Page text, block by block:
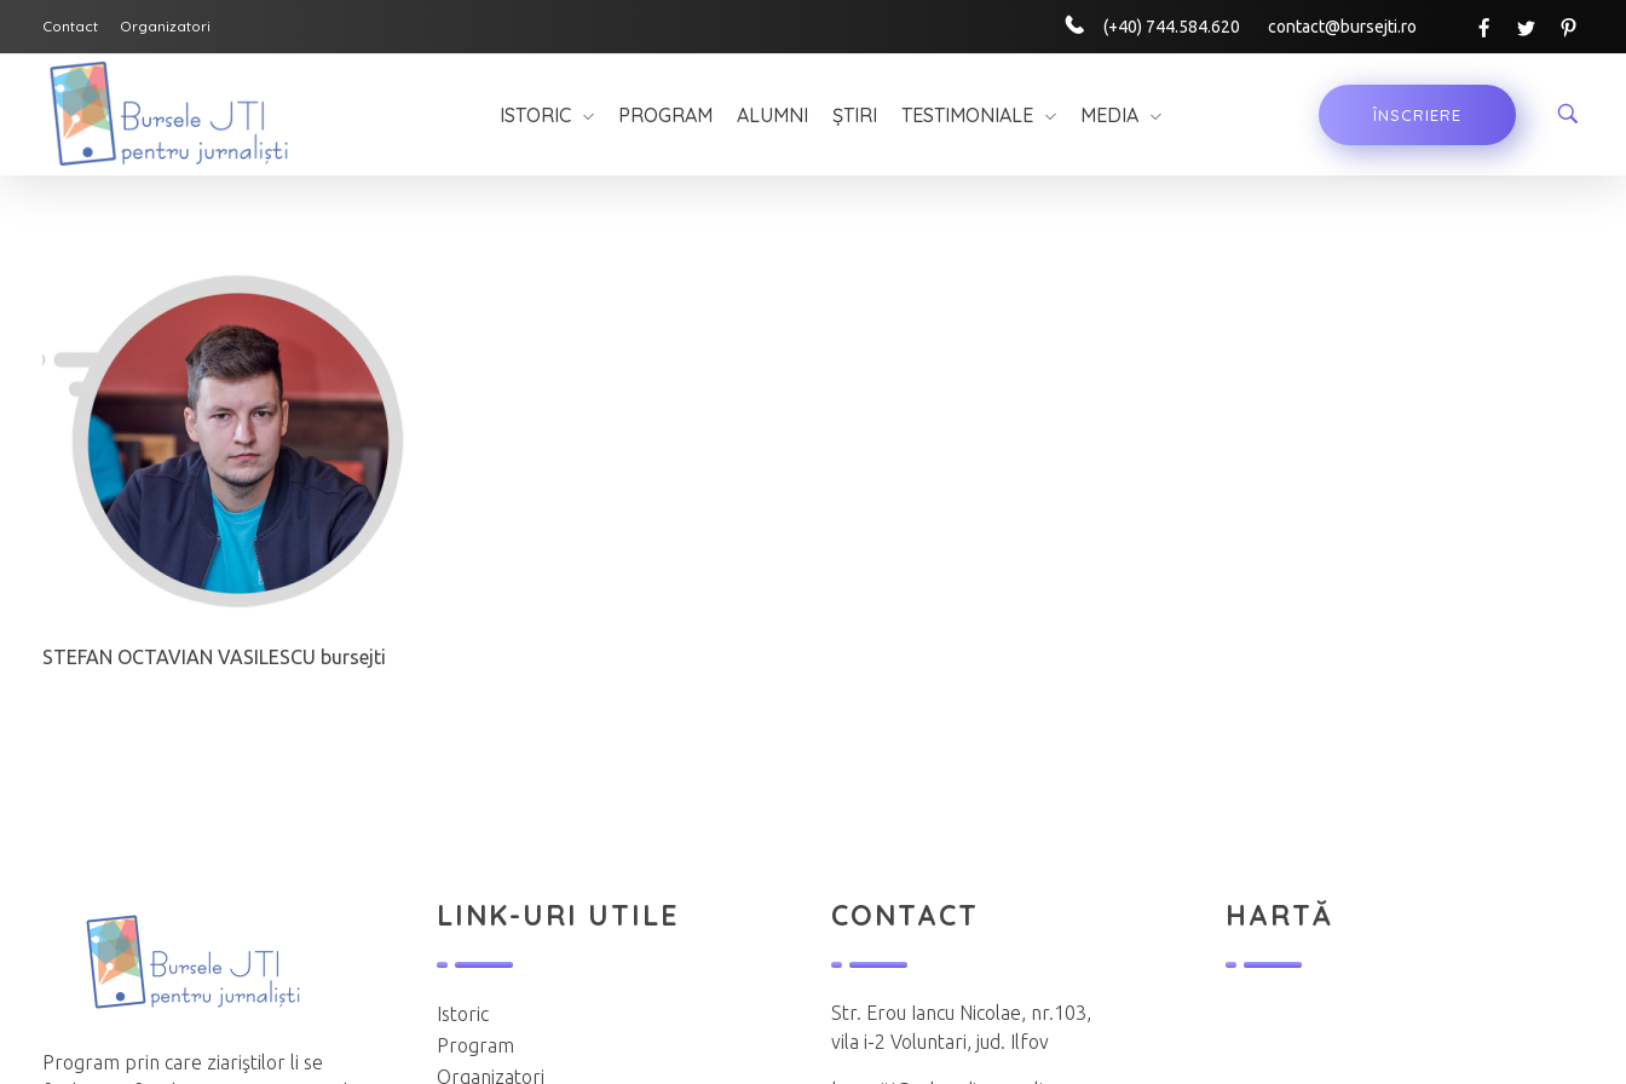
Contact Organizatori (+40) 744.584.620 contact@bursejti.ro
ÎNSCRIERE
ISTORIC PROGRAM ALUMNI ȘTIRI TESTIMONIALE MEDIA
STEFAN OCTAVIAN VASILESCU bursejti
Program prin care ziariştilor li se
LINK-URI UTILE
Istoric
Program
Organizatori
CONTACT
Str. Erou Iancu Nicolae, nr.103,
vila i-2 Voluntari, jud. Ilfov
HARTĂ